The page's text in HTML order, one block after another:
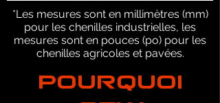
*Les mesures sont en millimètres (mm)
pour les chenilles industrielles, les
mesures sont en pouces (po) pour les
chenilles agricoles et pavées.
POURQUOI